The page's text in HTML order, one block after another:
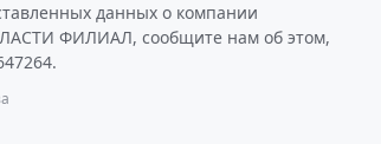
данных о компании
ФИЛИАЛ, сообщите нам об этом,